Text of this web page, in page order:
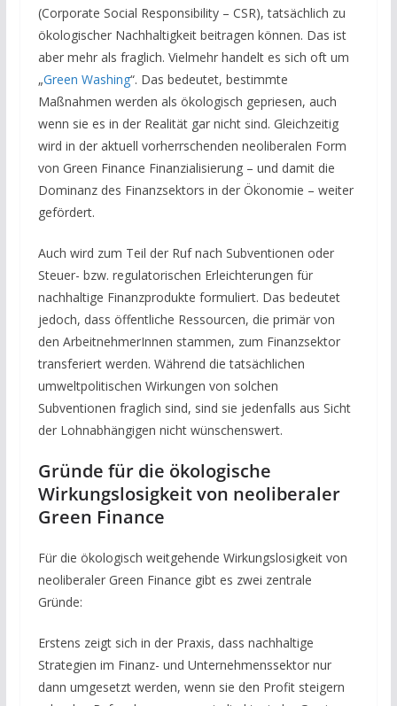
(Corporate Social Responsibility – CSR), tatsächlich zu
ökologischer Nachhaltigkeit beitragen können. Das ist
aber mehr als fraglich. Vielmehr handelt es sich oft um
„Green Washing“. Das bedeutet, bestimmte
Maßnahmen werden als ökologisch gepriesen, auch
wenn sie es in der Realität gar nicht sind. Gleichzeitig
wird in der aktuell vorherrschenden neoliberalen Form
von Green Finance Finanzialisierung – und damit die
Dominanz des Finanzsektors in der Ökonomie – weiter
gefördert.
Auch wird zum Teil der Ruf nach Subventionen oder
Steuer- bzw. regulatorischen Erleichterungen für
nachhaltige Finanzprodukte formuliert. Das bedeutet
jedoch, dass öffentliche Ressourcen, die primär von
den ArbeitnehmerInnen stammen, zum Finanzsektor
transferiert werden. Während die tatsächlichen
umweltpolitischen Wirkungen von solchen
Subventionen fraglich sind, sind sie jedenfalls aus Sicht
der Lohnabhängigen nicht wünschenswert.
Gründe für die ökologische
Wirkungslosigkeit von neoliberaler
Green Finance
Für die ökologisch weitgehende Wirkungslosigkeit von
neoliberaler Green Finance gibt es zwei zentrale
Gründe:
Erstens zeigt sich in der Praxis, dass nachhaltige
Strategien im Finanz- und Unternehmenssektor nur
dann umgesetzt werden, wenn sie den Profit steigern